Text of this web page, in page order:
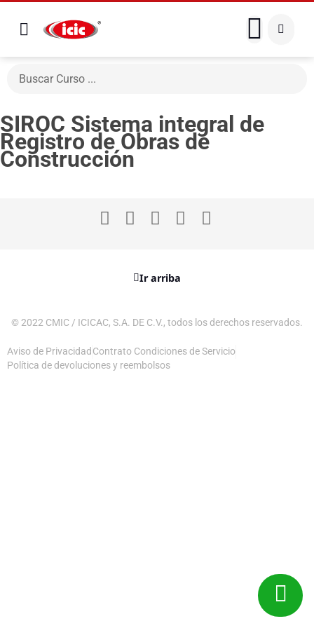
SIROC Sistema integral de
Registro de Obras de
Construcción
Ir arriba
© 2022 CMIC / ICICAC, S.A. DE C.V., todos los derechos reservados.
Aviso de Privacidad Contrato Condiciones de Servicio
Política de devoluciones y reembolsos